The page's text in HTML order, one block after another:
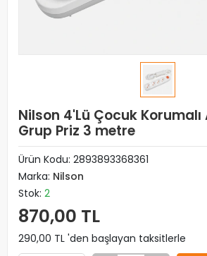
Nilson 4'Lü Çocuk
Grup Priz 3 metre
Ürün Kodu: 2893893368361
Marka: Nilson
Stok: 2
870,00 TL
290,00 TL 'den başlayan taksitlerle